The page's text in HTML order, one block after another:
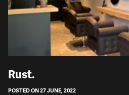
​Rust.
POSTED ON 27 JUNE, 2022